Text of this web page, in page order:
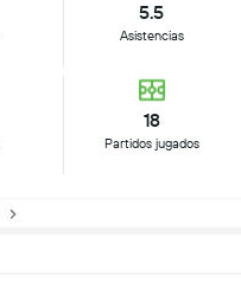
5.5
Asistencias
18
Partidos jugados